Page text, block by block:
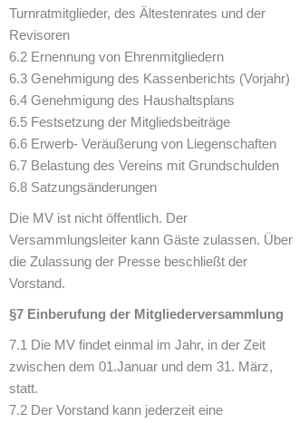
Turnratmitglieder, des Ältestenrates und der
Revisoren
6.2 Ernennung von Ehrenmitgliedern
6.3 Genehmigung des Kassenberichts (Vorjahr)
6.4 Genehmigung des Haushaltsplans
6.5 Festsetzung der Mitgliedsbeiträge
6.6 Erwerb- Veräußerung von Liegenschaften
6.7 Belastung des Vereins mit Grundschulden
6.8 Satzungsänderungen
Die MV ist nicht öffentlich. Der
Versammlungsleiter kann Gäste zulassen. Über
die Zulassung der Presse beschließt der
Vorstand.
§7 Einberufung der Mitgliederversammlung
7.1 Die MV findet einmal im Jahr, in der Zeit
zwischen dem 01.Januar und dem 31. März,
statt.
7.2 Der Vorstand kann jederzeit eine